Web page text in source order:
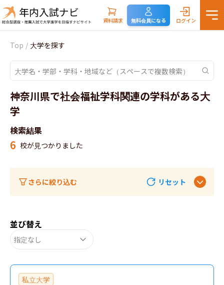
資料請求 無料会員になる ログイン
Top / 大学を探す
神奈川県で社会福祉学科関連の学科がある大
学
検索結果
6 校が見つかりました
さらに絞り込む リセット
並び替え
指定なし
私立大学